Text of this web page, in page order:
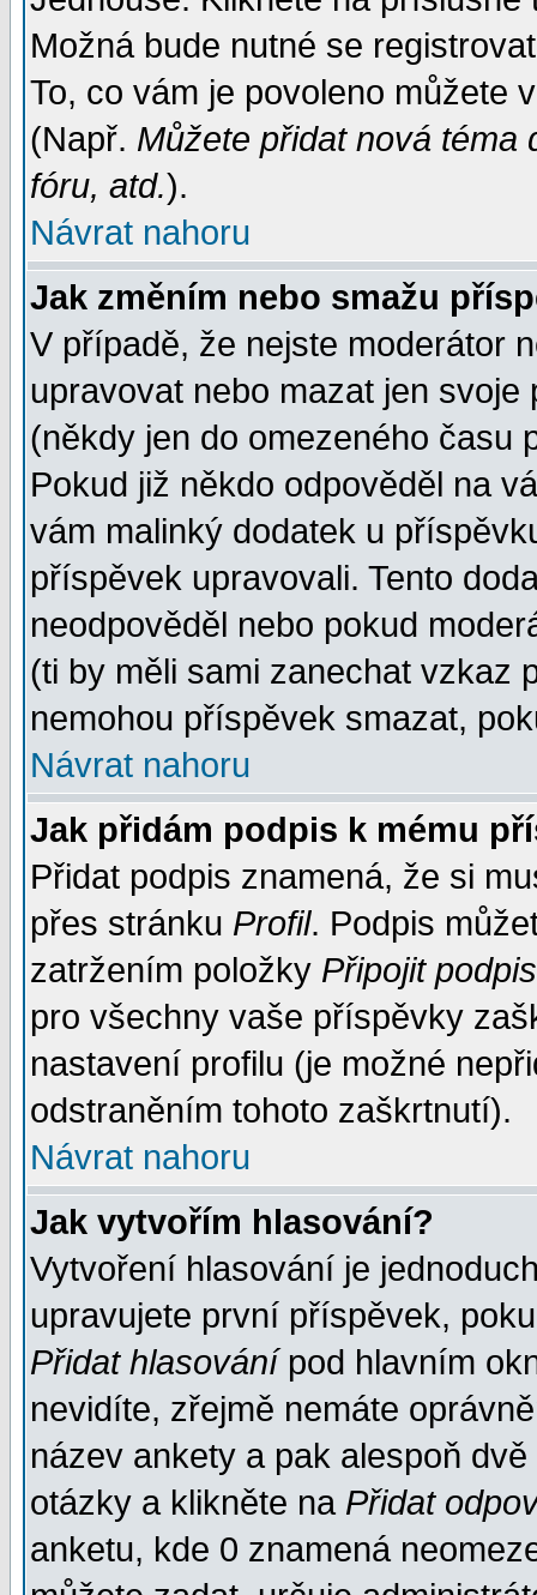
Možná bude nutné se
To, co vám je povoleno můžete
(Např. Můžete přidat nová téma
fóru, atd.).
Návrat nahoru
Jak změním nebo smažu
V případě, že nejste moderátor
upravovat nebo mazat jen
(někdy jen do omezeného
Pokud již někdo odpověděl na
vám malinký dodatek u
příspěvek upravovali. Tento
neodpověděl nebo pokud
(ti by měli sami zanechat vzkaz
nemohou příspěvek smazat,
Návrat nahoru
Jak přidám podpis k mému
Přidat podpis znamená, že si
přes stránku Profil. Podpis
zatržením položky Připojit podpis
pro všechny vaše příspěvky
nastavení profilu (je možné
odstraněním tohoto zaškrtnutí).
Návrat nahoru
Jak vytvořím hlasování?
Vytvoření hlasování je
upravujete první příspěvek,
Přidat hlasovánípod hlavním
nevidíte, zřejmě nemáte
název ankety a pak alespoň
otázky a klikněte na Přidat
anketu, kde 0 znamená